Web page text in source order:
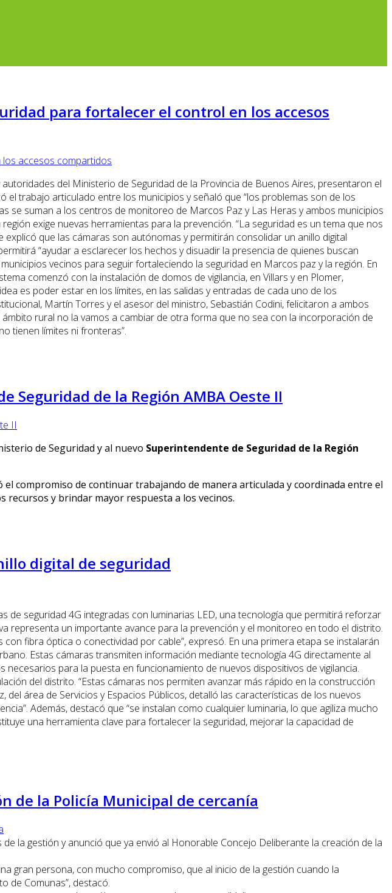
para fortalecer el control en los accesos
del Ministerio de Seguridad de la Provincia de Buenos Aires, presentaron el
trabajo articulado entre los municipios y señaló que “los problemas son de los
se suman a los centros de monitoreo de Marcos Paz y Las Heras y ambos municipios
exige nuevas herramientas para la prevención. “La seguridad es un tema que nos
que las cámaras son autónomas y permitirán consolidar un anillo digital
“ayudar a esclarecer los hechos y disuadir la presencia de quienes buscan
vecinos para seguir fortaleciendo la seguridad en Marcos paz y la región. En
comenzó con la instalación de domos de vigilancia, en Villars y en Plomer,
es poder estar en los límites, en las salidas y entradas de cada uno de los
Martín Torres y el asesor del ministro, Sebastián Codini, felicitaron a ambos
rural no la vamos a cambiar de otra forma que no sea con la incorporación de
tienen límites ni fronteras”.
de la Región AMBA Oeste II
de Seguridad y al nuevo Superintendente de Seguridad de la Región
compromiso de continuar trabajando de manera articulada y coordinada entre el
y brindar mayor respuesta a los vecinos.
digital de seguridad
seguridad 4G integradas con luminarias LED, una tecnología que permitirá reforzar
representa un importante avance para la prevención y el monitoreo en todo el distrito.
fibra óptica o conectividad por cable”, expresó. En una primera etapa se instalarán
Estas cámaras transmiten información mediante tecnología 4G directamente al
para la puesta en funcionamiento de nuevos dispositivos de vigilancia.
del distrito. “Estas cámaras nos permiten avanzar más rápido en la construcción
área de Servicios y Espacios Públicos, detalló las características de los nuevos
Además, destacó que “se instalan como cualquier luminaria, lo que agiliza mucho
una herramienta clave para fortalecer la seguridad, mejorar la capacidad de
de la Policía Municipal de cercanía
la gestión y anunció que ya envió al Honorable Concejo Deliberante la creación de la
gran persona, con mucho compromiso, que al inicio de la gestión cuando la
de Comunas”, destacó.